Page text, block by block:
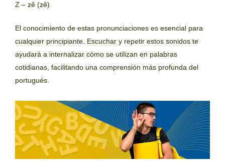
Z – zê (zê)
El conocimiento de estas pronunciaciones es esencial para
cualquier principiante. Escuchar y repetir estos sonidos te
ayudará a internalizar cómo se utilizan en palabras
cotidianas, facilitando una comprensión más profunda del
portugués.